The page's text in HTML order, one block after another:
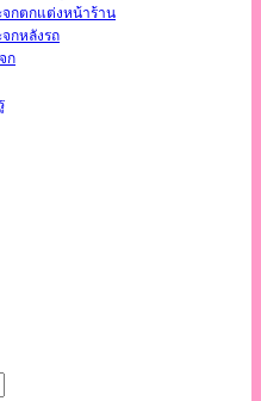
จกตกแต่งหน้าร้าน
กหลังรถ
ก